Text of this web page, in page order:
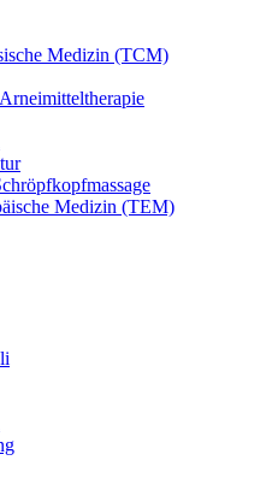
Medizin (TCM)
Medizin (TEM)